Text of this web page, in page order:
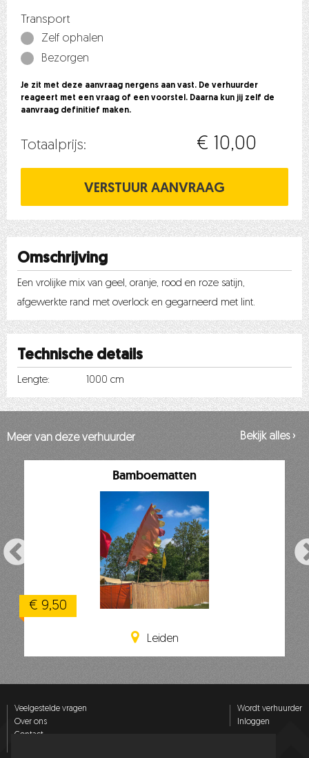
Transport
Zelf ophalen
Bezorgen
Je zit met deze aanvraag nergens aan vast. De verhuurder
reageert met een vraag of een voorstel. Daarna kun jij zelf de
aanvraag definitief maken.
Totaalprijs: € 10,00
Omschrijving
Een vrolijke mix van geel, oranje, rood en roze satijn,
afgewerkte rand met overlock en gegarneerd met lint.
Technische details
Lengte: 1000 cm
Meer van deze verhuurder Bekijk alles ›
Bamboematten
€ 9,50
Leiden
Veelgestelde vragen
Over ons
Contact
Wordt verhuurder
Inloggen